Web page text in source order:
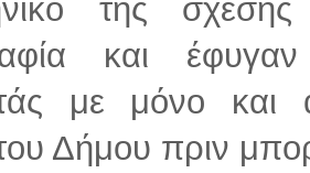
της
και
με μόνο και
Δήμου πριν